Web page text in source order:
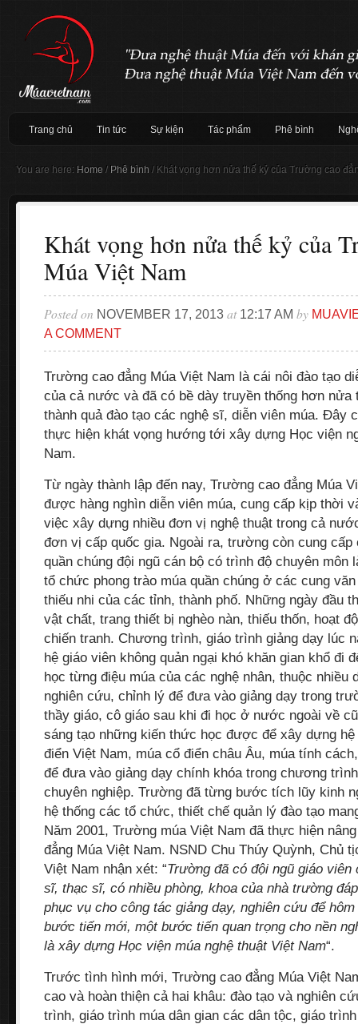
Trang chủ Tin tức Sự kiện Tác phẩm Phê bình
You are here: Home / Phê bình / Khát vọng hơn nửa thế kỷ của Trường cao
Khát vọng hơn nửa thế kỷ của
Múa Việt Nam
Posted on NOVEMBER 17, 2013 at 12:17 AM by
A COMMENT
Trường cao đẳng Múa Việt Nam là cái nôi đào tạo
của cả nước và đã có bề dày truyền thống hơn nửa
thành quả đào tạo các nghệ sĩ, diễn viên múa. Ðây
thực hiện khát vọng hướng tới xây dựng Học viện
Nam.
Từ ngày thành lập đến nay, Trường cao đẳng Múa
được hàng nghìn diễn viên múa, cung cấp kịp thời
việc xây dựng nhiều đơn vị nghệ thuật trong cả
đơn vị cấp quốc gia. Ngoài ra, trường còn cung cấp
quần chúng đội ngũ cán bộ có trình độ chuyên môn
tổ chức phong trào múa quần chúng ở các cung
thiếu nhi của các tỉnh, thành phố. Những ngày đầu
vật chất, trang thiết bị nghèo nàn, thiếu thốn, hoạt
chiến tranh. Chương trình, giáo trình giảng dạy lúc
hệ giáo viên không quản ngại khó khăn gian khổ đi
học từng điệu múa của các nghệ nhân, thuộc nhiều
nghiên cứu, chỉnh lý để đưa vào giảng dạy trong
thầy giáo, cô giáo sau khi đi học ở nước ngoài về
sáng tạo những kiến thức học được để xây dựng
điển Việt Nam, múa cổ điển châu Âu, múa tính
để đưa vào giảng dạy chính khóa trong chương
chuyên nghiệp. Trường đã từng bước tích lũy kinh
hệ thống các tổ chức, thiết chế quản lý đào tạo
Năm 2001, Trường múa Việt Nam đã thực hiện
đẳng Múa Việt Nam. NSND Chu Thúy Quỳnh, Chủ
Việt Nam nhận xét: “Trường đã có đội ngũ giáo
sĩ, thạc sĩ, có nhiều phòng, khoa của nhà trường
phục vụ cho công tác giảng dạy, nghiên cứu để
bước tiến mới, một bước tiến quan trọng cho nền
là xây dựng Học viện múa nghệ thuật Việt Nam“.
Trước tình hình mới, Trường cao đẳng Múa Việt
cao và hoàn thiện cả hai khâu: đào tạo và nghiên
trình, giáo trình múa dân gian các dân tộc, giáo